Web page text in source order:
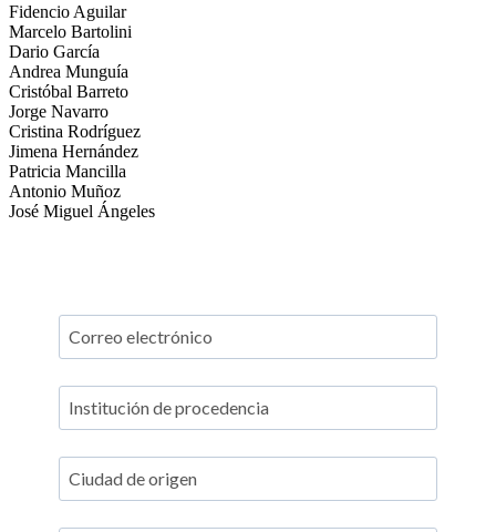
Fidencio Aguilar
Marcelo Bartolini
Dario García
Andrea Munguía
Cristóbal Barreto
Jorge Navarro
Cristina Rodríguez
Jimena Hernández
Patricia Mancilla
Antonio Muñoz
José Miguel Ángeles